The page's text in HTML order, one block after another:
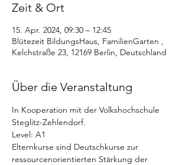
Zeit & Ort
15. Apr. 2024, 09:30 – 12:45
Blütezeit BildungsHaus, FamilienGarten ,
Kelchstraße 23, 12169 Berlin, Deutschland
Über die Veranstaltung
In Kooperation mit der Volkshochschule
Steglitz-Zehlendorf.
Level: A1
Elternkurse sind Deutschkurse zur
ressourcenorientierten Stärkung der